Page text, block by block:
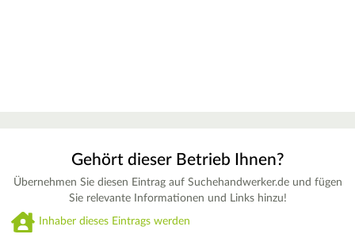
Gehört dieser Betrieb Ihnen?
Übernehmen Sie diesen Eintrag auf Suchehandwerker.de und fügen
Sie relevante Informationen und Links hinzu!
Inhaber dieses Eintrags werden